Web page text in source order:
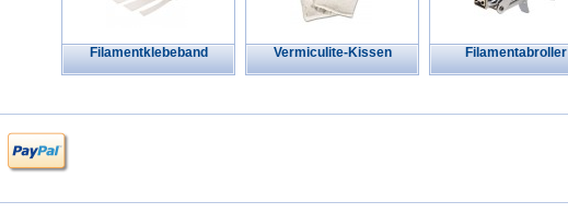
Filamentklebeband Vermiculite-Kissen Filamentabroller